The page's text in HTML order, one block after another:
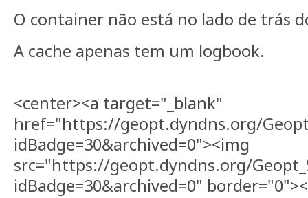
O container não está no lado de trás
A cache apenas tem um logbook.
<center><a target="_blank"
href="https://geopt.dyndns.org/
idBadge=30&archived=0"><img
src="https://geopt.dyndns.org/
idBadge=30&archived=0"